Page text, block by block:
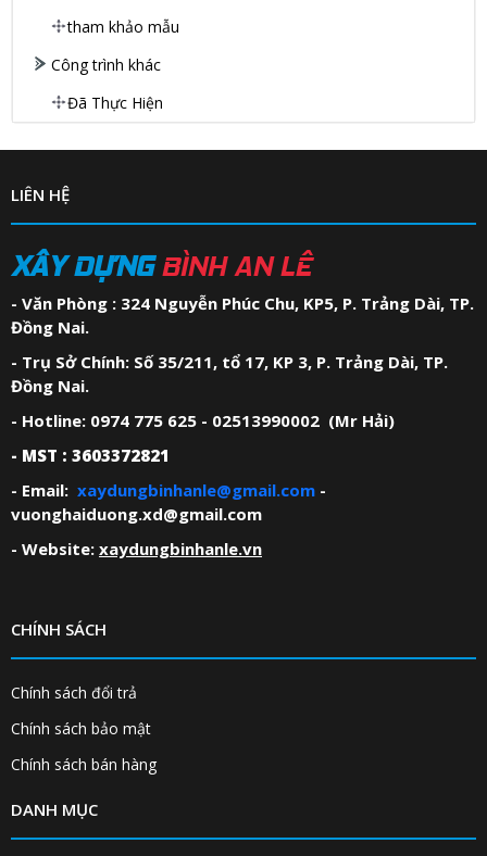
tham khảo mẫu
Công trình khác
Đã Thực Hiện
LIÊN HỆ
XÂY DỰNG BÌNH AN LÊ
- Văn Phòng : 324 Nguyễn Phúc Chu, KP5, P. Trảng Dài, TP.
Đồng Nai.
- Trụ Sở Chính: Số 35/211, tổ 17, KP 3, P. Trảng Dài, TP.
Đồng Nai.
- Hotline: 0974 775 625 - 02513990002 (Mr Hải)
- MST : 3603372821
- Email: xaydungbinhanle@gmail.com -
vuonghaiduong.xd@gmail.com
- Website: xaydungbinhanle.vn
CHÍNH SÁCH
Chính sách đổi trả
Chính sách bảo mật
Chính sách bán hàng
DANH MỤC